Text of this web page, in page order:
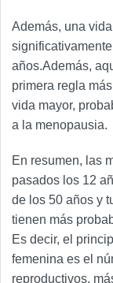
Además, una
años.Además,
primera regla
vida mayor,
a la menopausia.
En resumen, las
pasados los 12
de los 50 años y
tienen más
Es decir, el
femenina es el
reproductivos,